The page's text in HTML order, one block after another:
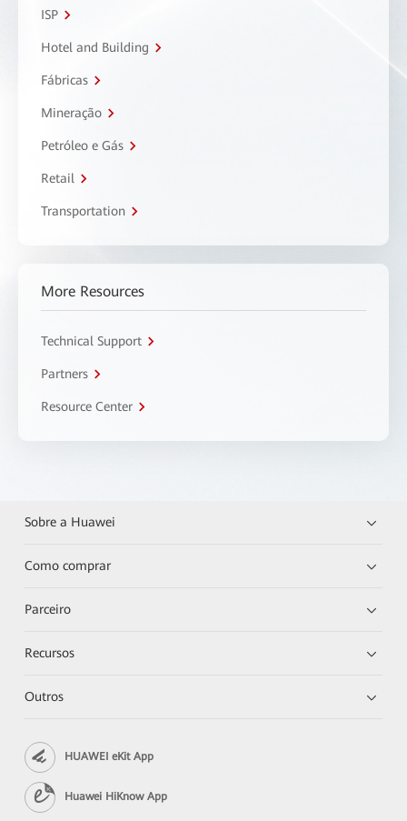
ISP
Hotel and Building
Fábricas
Mineração
Petróleo e Gás
Retail
Transportation
More Resources
Technical Support
Partners
Resource Center
Sobre a Huawei
Como comprar
Parceiro
Recursos
Outros
HUAWEI eKit App
Huawei HiKnow App